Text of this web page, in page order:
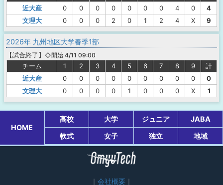
近大産
0 0 0 0 0 0 0 4 0
4
文理大
0 0 0 2 0 1 2 4 X 9
2026年 九州地区大学春季1部
【試合終了 】 ◇開始 4/11 09:00
チーム 1 2 3 4 5 6 7 8 9
計
近大産
0 0 0 0 0 0 0 0 0
0
文理大
0 0 0 0 1 0 0 0 X 1
HOME
高校 大学 ジュニア
JABA
軟式
女子 独立 地域
会社概要